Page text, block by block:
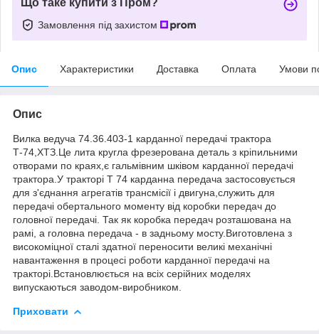
Замовлення під захистом
Опис Характеристики Доставка Оплата Умови
Опис
Вилка ведуча 74.36.403-1 карданної передачі трактора
Т-74,ХТЗ.Це лита кругла фрезерована деталь з кріпильними
отворами по краях,є гальмівним шківом карданної передачі
трактора.У тракторі Т 74 карданна передача застосовується
для з'єднання агрегатів трансмісії і двигуна,служить для
передачі обертального моменту від коробки передач до
головної передачі. Так як коробка передач розташована на
рамі, а головна передача - в задньому мосту.Виготовлена з
високоміцної сталі здатної переносити великі механічні
навантаження в процесі роботи карданної передачі на
тракторі.Встановлюється на всіх серійних моделях
випускаються заводом-виробником.
Приховати